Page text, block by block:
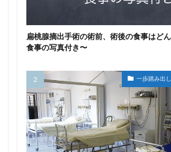
扁桃腺摘出手術の術前、術後の食事はど
食事の写真付き〜
一歩踏み出